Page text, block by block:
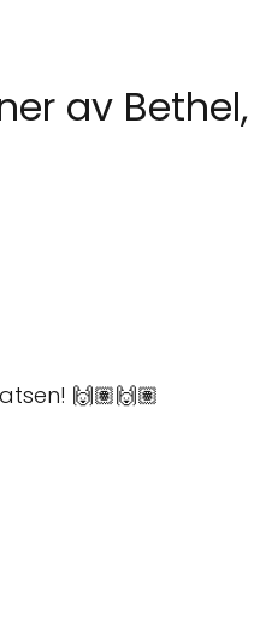
av
🙌🏽🙌🏽